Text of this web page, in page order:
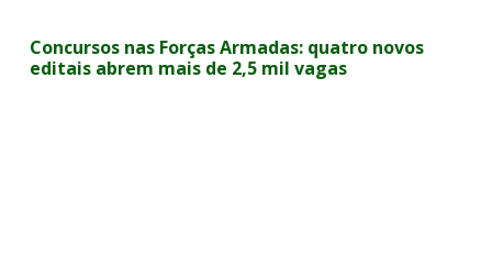
Concursos nas Forças Armadas: quatro novos
editais abrem mais de 2,5 mil vagas